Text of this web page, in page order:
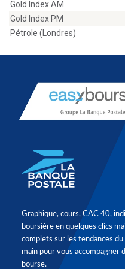
Gold Index AM
Gold Index PM
Pétrole (Londres)
Graphique, cours, CAC 40,
boursière en quelques clics
complets sur les tendances
main pour vous accompagner
bourse.